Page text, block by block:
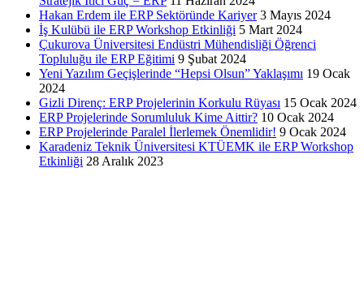
Hakan Erdem ile ERP Sektöründe Kariyer 3 Mayıs 2024
İş Kulübü ile ERP Workshop Etkinliği 5 Mart 2024
Çukurova Üniversitesi Endüstri Mühendisliği Öğrenci
Topluluğu ile ERP Eğitimi 9 Şubat 2024
Yeni Yazılım Geçişlerinde “Hepsi Olsun” Yaklaşımı 19 Ocak
2024
Gizli Direnç: ERP Projelerinin Korkulu Rüyası 15 Ocak 2024
ERP Projelerinde Sorumluluk Kime Aittir? 10 Ocak 2024
ERP Projelerinde Paralel İlerlemek Önemlidir! 9 Ocak 2024
Karadeniz Teknik Üniversitesi KTÜEMK ile ERP Workshop
Etkinliği 28 Aralık 2023